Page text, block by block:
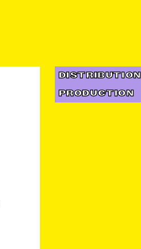
DISTRIBUTION
PRODUCTION